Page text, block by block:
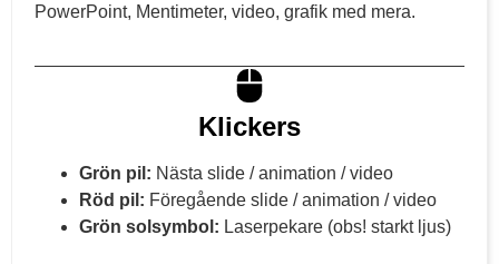
PowerPoint, Mentimeter, video, grafik med mera.
Klickers
Grön pil: Nästa slide / animation / video
Röd pil: Föregående slide / animation / video
Grön solsymbol: Laserpekare (obs! starkt ljus)